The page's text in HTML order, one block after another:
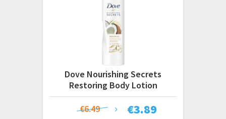
Dove Nourishing Secrets
Restoring Body Lotion
€3.89
€6.49